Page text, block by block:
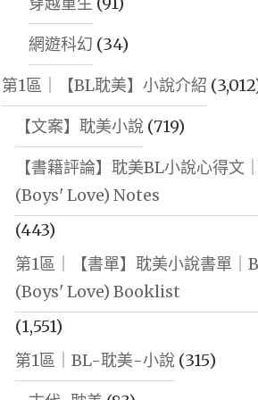
網遊科幻 (34)
第1區｜【BL耽美】小說介紹
【文案】耽美小說(719)
【書籍評論】耽美BL小說心得文
(Boys' Love) Notes
(443)
第1區｜【書單】耽美小說書單｜
(Boys' Love) Booklist
(1,551)
第1區｜BL-耽美-小說(315)